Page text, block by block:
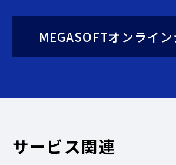
MEGASOFTオンライ
サービス関連